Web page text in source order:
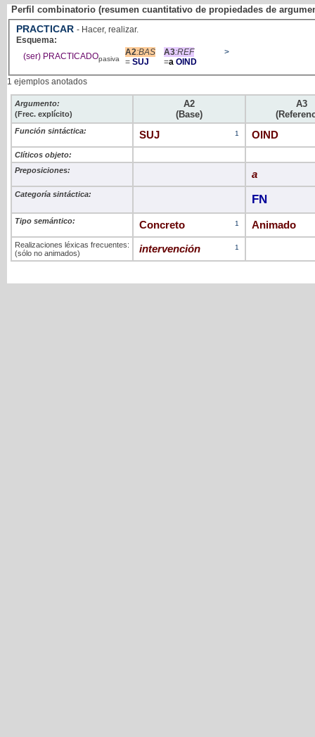
Perfil combinatorio (resumen cuantitativo de propiedades de
PRACTICAR - Hacer, realizar.
Esquema:
(ser) PRACTICADOpasiva
A2:BAS
= SUJ
A3:REF
=a OIND
>
1 ejemplos anotados
Argumento:
(Frec. explícito)
A2
(Base)
A3
Función sintáctica: SUJ 1 OIND
Clíticos objeto:
Preposiciones:
a
Categoría sintáctica: FN
Tipo semántico: Concreto 1 Animado
Realizaciones léxicas frecuentes:
(sólo no animados)
intervención 1